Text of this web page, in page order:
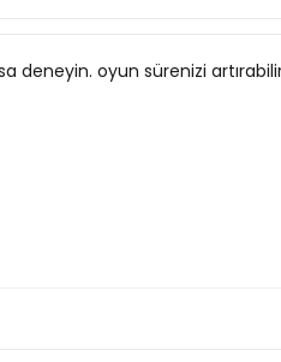
deneyin. oyun sürenizi